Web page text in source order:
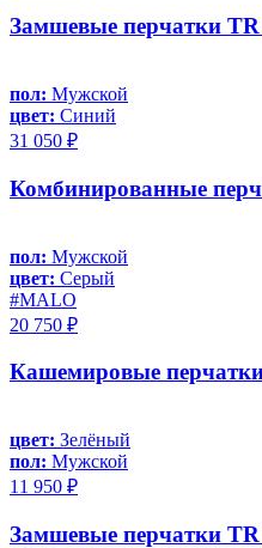
Замшевые перчатки
пол: Мужской
цвет: Синий
31 050 ₽
Комбинированные
пол: Мужской
цвет: Серый
#MALO
20 750 ₽
Кашемировые
цвет: Зелёный
пол: Мужской
11 950 ₽
Замшевые перчатки